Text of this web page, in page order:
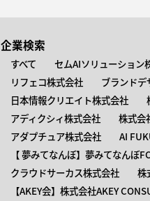
企業検索
すべて セムAIソリューション
リフェコ株式会社
ブランド
日本情報クリエイト株式会社
アディクシィ株式会社
株式
アダプチュア株式会社
AI
【 ​夢みてなんぼ】夢みてなんぼ
クラウドサーカス株式会社
株
【AKEY会】株式会社AKEY